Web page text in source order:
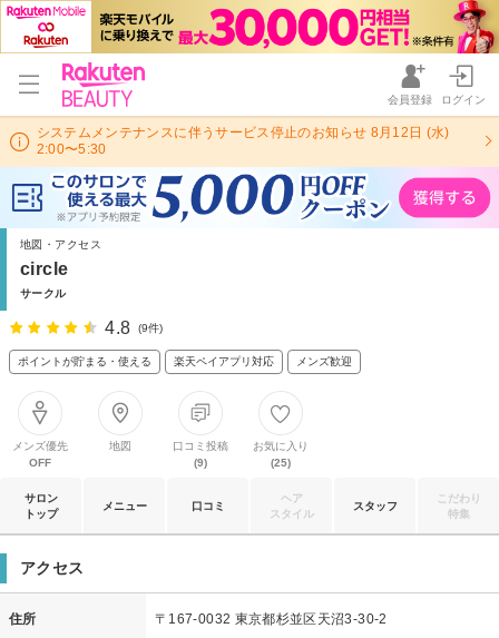
会員登録 ログイン
システムメンテナンスに伴うサービス停止のお知らせ 8月12日 (水)
2:00〜5:30
地図・アクセス
circle
サークル
4.8 (9件)
ポイントが貯まる・使える 楽天ペイアプリ対応 メンズ歓迎
メンズ優先
OFF
地図
口コミ投稿
(9)
お気に入り
(25)
サロン
トップ
メニュー 口コミ
ヘア
スタイル
スタッフ
こだわり
特集
アクセス
住所 〒167-0032 東京都杉並区天沼3-30-2